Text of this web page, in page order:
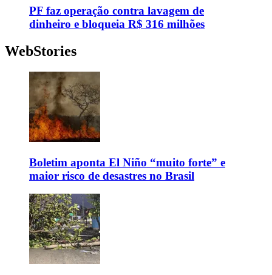
PF faz operação contra lavagem de
dinheiro e bloqueia R$ 316 milhões
WebStories
Boletim aponta El Niño “muito forte” e
maior risco de desastres no Brasil